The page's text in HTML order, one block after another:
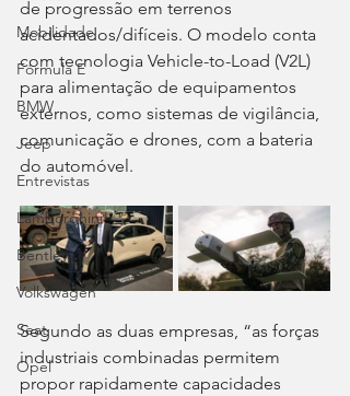
Mobilidade
Fórmula E
BMW
Jeep
Entrevistas
Lamborghini
Bentley
Volkswagen
Seat
Opel
de progressão em terrenos
acidentados/difíceis. O modelo conta
com tecnologia Vehicle-to-Load (V2L)
para alimentação de equipamentos
externos, como sistemas de vigilância,
comunicação e drones, com a bateria
do automóvel.
Segundo as duas empresas, “as forças
industriais combinadas permitem
propor rapidamente capacidades